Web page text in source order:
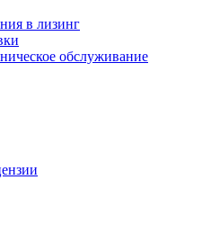
в лизинг
обслуживание